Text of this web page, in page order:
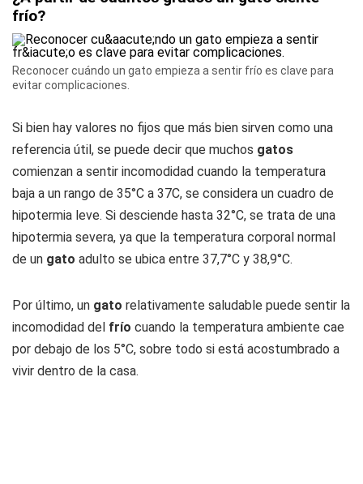
frío?
Reconocer cuándo un gato empieza a sentir frío es clave para
evitar complicaciones.
Si bien hay valores no fijos que más bien sirven como una
referencia útil, se puede decir que muchos gatos
comienzan a sentir incomodidad cuando la temperatura
baja a un rango de 35°C a 37C, se considera un cuadro de
hipotermia leve. Si desciende hasta 32°C, se trata de una
hipotermia severa, ya que la temperatura corporal normal
de un gato adulto se ubica entre 37,7°C y 38,9°C.
Por último, un gato relativamente saludable puede sentir la
incomodidad del frío cuando la temperatura ambiente cae
por debajo de los 5°C, sobre todo si está acostumbrado a
vivir dentro de la casa.